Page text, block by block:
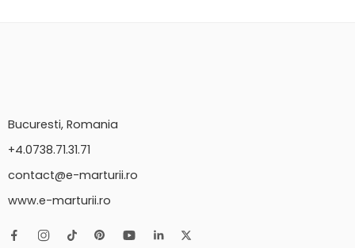
Bucuresti, Romania
+4.0738.71.31.71
contact@e-marturii.ro
www.e-marturii.ro